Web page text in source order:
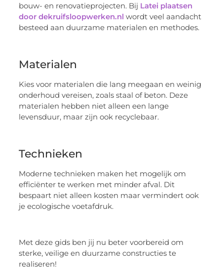
bouw- en renovatieprojecten. Bij Latei plaatsen
door dekruifsloopwerken.nl wordt veel aandacht
besteed aan duurzame materialen en methodes.
Materialen
Kies voor materialen die lang meegaan en weinig
onderhoud vereisen, zoals staal of beton. Deze
materialen hebben niet alleen een lange
levensduur, maar zijn ook recyclebaar.
Technieken
Moderne technieken maken het mogelijk om
efficiënter te werken met minder afval. Dit
bespaart niet alleen kosten maar vermindert ook
je ecologische voetafdruk.
Met deze gids ben jij nu beter voorbereid om
sterke, veilige en duurzame constructies te
realiseren!